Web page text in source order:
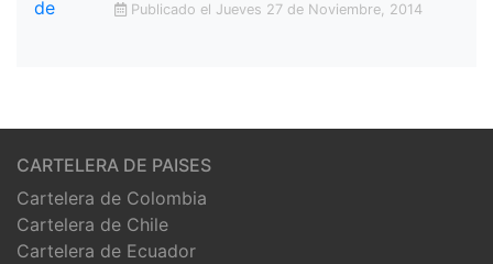
Publicado el Jueves 27 de Noviembre, 2014
CARTELERA DE PAISES
Cartelera de Colombia
Cartelera de Chile
Cartelera de Ecuador